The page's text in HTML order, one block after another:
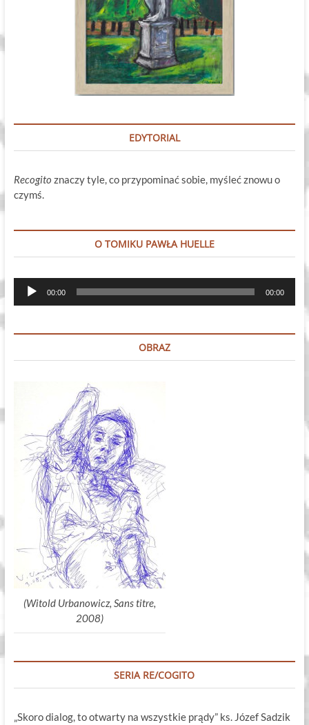
EDYTORIAL
Recogito znaczy tyle, co przypominać sobie, myśleć znowu o
czymś.
O TOMIKU PAWŁA HUELLE
Odtwarzacz
plików
00:00 00:00
OBRAZ
(Witold Urbanowicz, Sans titre,
2008)
SERIA RE/COGITO
„Skoro dialog, to otwarty na wszystkie prądy” ks. Józef Sadzik